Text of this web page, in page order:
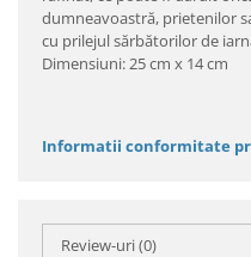
dumneavoastră, prietenilor
cu prilejul sărbătorilor de
Dimensiuni: 25 cm x 14 cm
Informatii conformitate
Review-uri(0)